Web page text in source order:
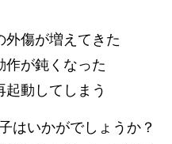
外傷が増えてきた
作が鈍くなった
動してしまう
はいかがでしょうか？